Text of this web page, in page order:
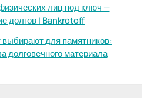
лиц под ключ —
долгов | Bankrotoff
выбирают для памятников:
долговечного материала